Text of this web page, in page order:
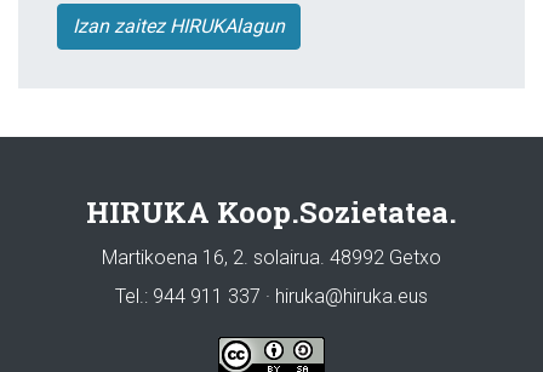
Izan zaitez HIRUKAlagun
HIRUKA Koop.Sozietatea.
Martikoena 16, 2. solairua. 48992 Getxo
Tel.: 944 911 337 · hiruka@hiruka.eus